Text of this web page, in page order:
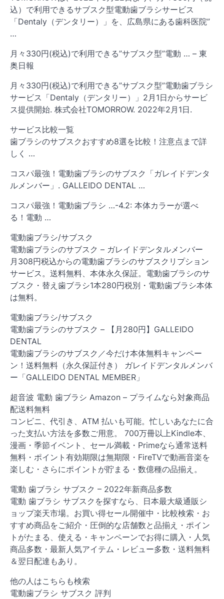
込）で利用できるサブスク型電動歯ブラシサービス
「Dentaly（デンタリー）」を、広島県にある歯科医院”
…
月々330円(税込)で利用できる”サブスク型”電動 … – 東
奥日報
月々330円(税込)で利用できる”サブスク型”電動歯ブラシ
サービス「Dentaly（デンタリー）」2月1日からサービ
ス提供開始. 株式会社TOMORROW. 2022年2月1日.
サービス比較一覧
歯ブラシのサブスクおすすめ8選を比較！注意点まで詳
しく …
コスパ最強！電動歯ブラシのサブスク「ガレイドデンタ
ルメンバー」. GALLEIDO DENTAL …
コスパ最強！電動歯ブラシ …-4.2: 本体カラーが選べ
る！電動 …
電動歯ブラシ/サブスク
電動歯ブラシのサブスク – ガレイドデンタルメンバー
月308円税込からの電動歯ブラシのサブスクリプション
サービス。送料無料、本体永久保証。電動歯ブラシのサ
ブスク・替え歯ブラシ1本280円税別・電動歯ブラシ本体
は無料。
電動歯ブラシ/サブスク
電動歯ブラシのサブスク – 【月280円】GALLEIDO
DENTAL
電動歯ブラシのサブスク／今だけ本体無料キャンペー
ン！送料無料（永久保証付き） ガレイドデンタルメンバ
ー「GALLEIDO DENTAL MEMBER」
超音波 電動 歯ブラシ Amazon – プライムなら対象商品
配送料無料
コンビニ、代引き、ATM 払いも可能。忙しいあなたに合
った支払い方法を多数ご用意。 700万冊以上Kindle本、
漫画・季節イベント、セール満載・Primeなら通常送料
無料・ポイント有効期限は無期限・FireTVで動画音楽を
楽しむ・さらにポイントが貯まる・数億種の品揃え。
電動 歯ブラシ サブスク – 2022年新商品多数
電動 歯ブラシ サブスクを探すなら、日本最大級通販シ
ョップ楽天市場。お買い得セール開催中・比較検索・お
すすめ商品をご紹介・圧倒的な店舗数と品揃え・ポイン
トがたまる、使える・キャンペーンでお得に購入・人気
商品多数・最新人気アイテム・レビュー多数・送料無料
＆翌日配達もあり。
他の人はこちらも検索
電動歯ブラシ サブスク 評判